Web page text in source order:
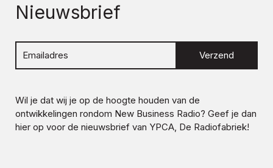
Nieuwsbrief
Verzend
Wil je dat wij je op de hoogte houden van de
ontwikkelingen rondom New Business Radio? Geef je dan
hier op voor de nieuwsbrief van YPCA, De Radiofabriek!